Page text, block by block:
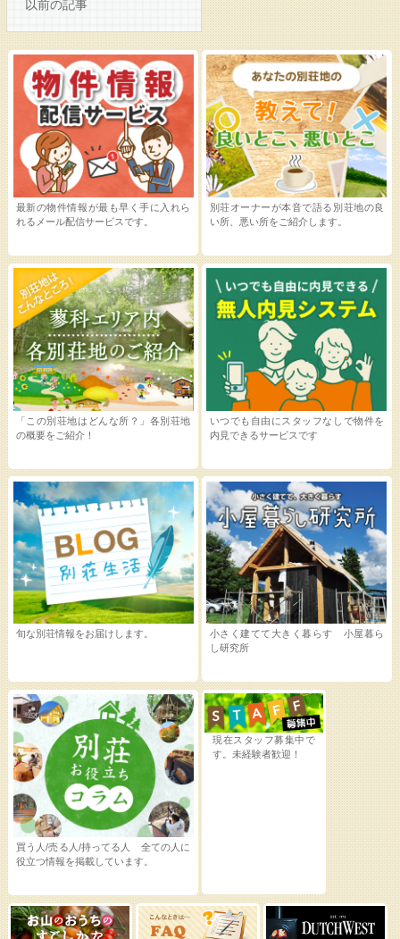
以前の記事
いつでも自由にスタッフなしで物件を
内見できるサービスです
旬な別荘情報をお届けします。
最新の物件情報が最も早く手に入れら
れるメール配信サービスです。
買う人/売る人/持ってる人 全ての人に
役立つ情報を掲載しています。
小さく建てて大きく暮らす 小屋暮ら
し研究所
別荘オーナーが本音で語る別荘地の良
い所、悪い所をご紹介します。
「この別荘地はどんな所？」各別荘地
の概要をご紹介！
現在スタッフ募集中で
す。未経験者歓迎！